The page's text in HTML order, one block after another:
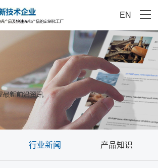
EN
行业新闻 产品知识